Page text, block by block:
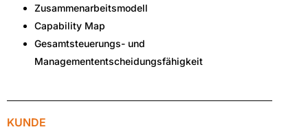
Zusammenarbeitsmodell
Capability Map
Gesamtsteuerungs- und
Managemententscheidungsfähigkeit
KUNDE